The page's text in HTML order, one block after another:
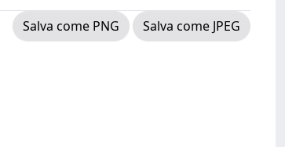
Salva come PNG
Salva come JPEG